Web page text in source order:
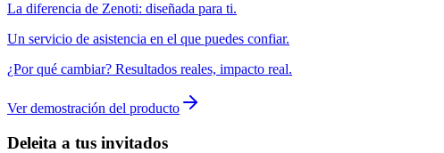
La diferencia de Zenoti: diseñada para ti.
Un servicio de asistencia en el que puedes confiar.
¿Por qué cambiar? Resultados reales, impacto real.
Ver demostración del producto
Deleita a tus invitados